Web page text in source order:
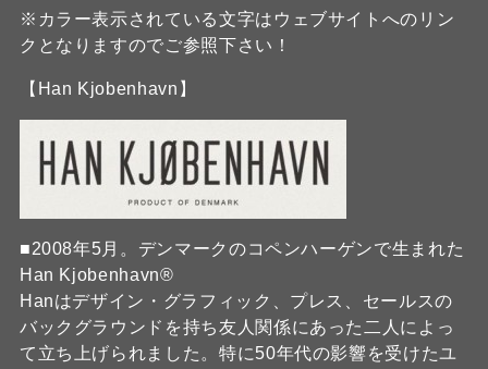
※カラー表示されている文字はウェブサイトへのリン
クとなりますのでご参照下さい！
【Han Kjobenhavn】
■2008年5月。デンマークのコペンハーゲンで生まれた
Han Kjobenhavn®
Hanはデザイン・グラフィック、プレス、セールスの
バックグラウンドを持ち友人関係にあった二人によっ
て立ち上げられました。特に50年代の影響を受けたユ